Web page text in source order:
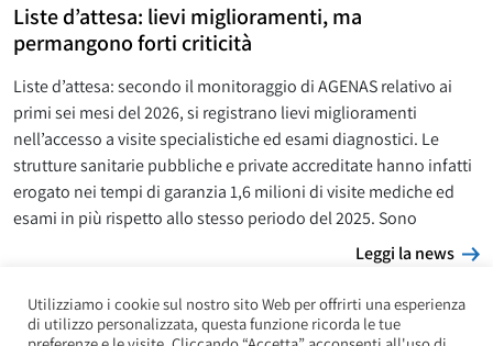
Liste d’attesa: lievi miglioramenti, ma
permangono forti criticità
Liste d’attesa: secondo il monitoraggio di AGENAS relativo ai
primi sei mesi del 2026, si registrano lievi miglioramenti
nell’accesso a visite specialistiche ed esami diagnostici. Le
strutture sanitarie pubbliche e private accreditate hanno infatti
erogato nei tempi di garanzia 1,6 milioni di visite mediche ed
esami in più rispetto allo stesso periodo del 2025. Sono
Leggi la news
Utilizziamo i cookie sul nostro sito Web per offrirti una esperienza
di utilizzo personalizzata, questa funzione ricorda le tue